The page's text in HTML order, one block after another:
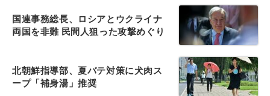
国連事務総長、ロシアとウクライナ
両国を非難 民間人狙った攻撃めぐり
北朝鮮指導部、夏バテ対策に犬肉ス
ープ「補身湯」推奨